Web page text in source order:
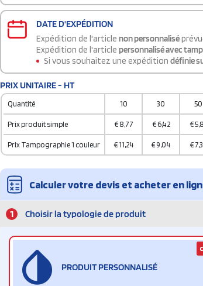
DATE D'EXPÉDITION
Expédition de l'article non personnalisé
Expédition de l'article personnalisé avec
Si vous souhaitez une expédition définie
PRIX UNITAIRE - HT
Quantité 10 30 50
Prix produit simple € 8,77 €6,42 €
Prix Tampographie 1 couleur €11,24 € 9,04 €
Calculer votre devis et acheter en
1 Choisir la typologie de produit
PRODUIT PERSONNALISÉ